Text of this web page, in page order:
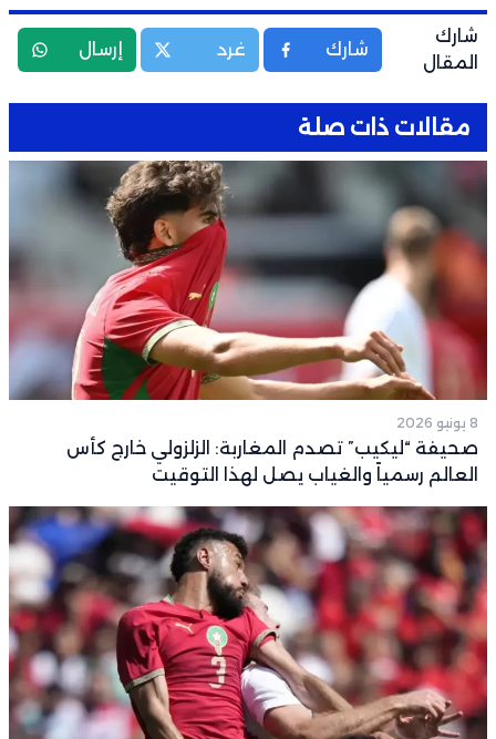
شارك
المقال
شارك غرد إرسال
مقالات ذات صلة
8 يونيو 2026
صحيفة “ليكيب” تصدم المغاربة: الزلزولي خارج كأس
العالم رسمياً والغياب يصل لهذا التوقيت